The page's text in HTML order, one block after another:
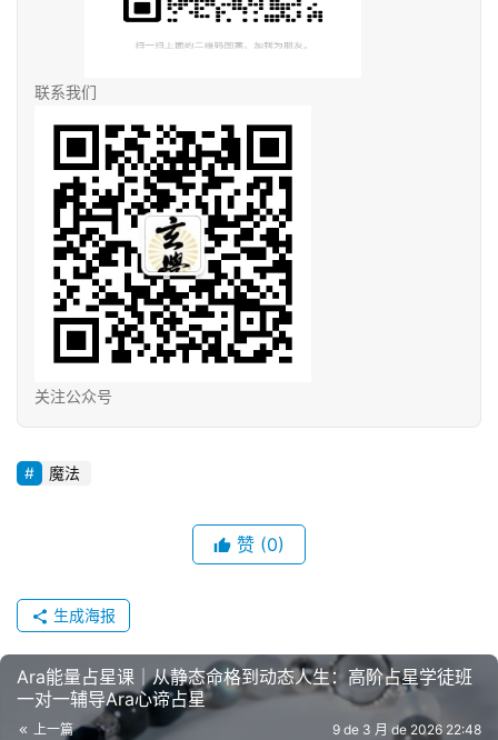
联系我们
关注公众号
魔法
赞 (0)
生成海报
Ara能量占星课｜从静态命格到动态人生：高阶占星学徒班
一对一辅导Ara心谛占星
上一篇 9 de 3 月 de 2026 22:48